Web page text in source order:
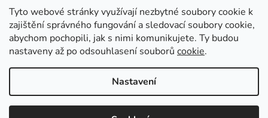
Tyto webové stránky využívají nezbytné soubory cookie k
zajištění správného fungování a sledovací soubory cookie,
abychom pochopili, jak s nimi komunikujete. Ty budou
nastaveny až po odsouhlasení souborů cookie.
Nastavení
info@zemetvoreni.cz Míša:605 077 705
Adél:775 683 521
Zemětvoření
Vytvořil Shoptet